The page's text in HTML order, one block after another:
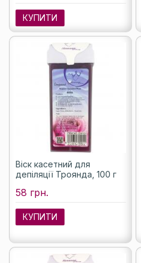
КУПИТИ
Віск касетний для
депіляції Троянда, 100 г
58 грн.
КУПИТИ